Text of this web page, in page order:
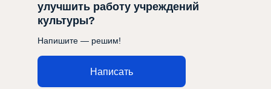
улучшить работу учреждений
культуры?
Напишите — решим!
Написать